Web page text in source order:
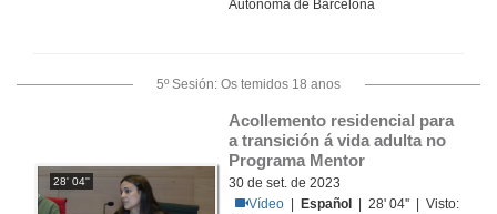
Autònoma de Barcelona
5º Sesión: Os temidos 18 anos
28' 04''
Acollemento residencial para
a transición á vida adulta no
Programa Mentor
30 de set. de 2023
Vídeo
Español
| 28' 04'' | Visto: